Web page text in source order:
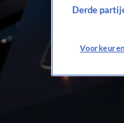
Derde